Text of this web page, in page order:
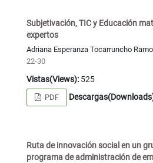
Subjetivación, TIC y Educación
expertos
Adriana Esperanza Tocarruncho
22-30
Vistas(Views):525
PDF
Ruta de innovación social en un
programa de administración de